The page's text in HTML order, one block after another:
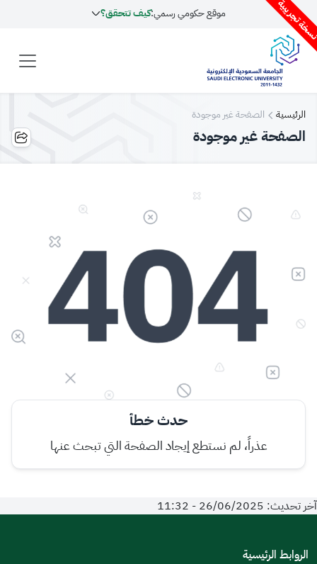
تجريبية موقع حكومي رسمي:كيف تتحقق؟
الرئيسية الصفحة غير موجودة
الصفحة غير موجودة
حدث خطأ
عذراً، لم نستطع إيجاد الصفحة التي تبحث عنها
آخر تحديث: 26/06/2025 - 11:32
الروابط الرئيسية